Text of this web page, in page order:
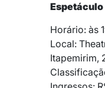
Espetáculo
Horário: às
Local:
Itapemirim,